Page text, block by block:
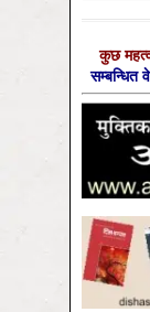
कुछ
सम्‍बन्धित